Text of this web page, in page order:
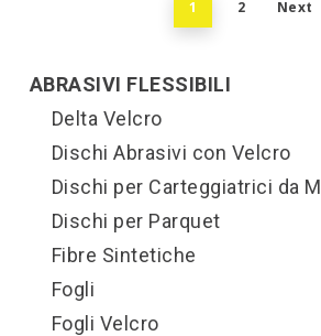
1 2 Next
ABRASIVI FLESSIBILI
Delta Velcro
Dischi Abrasivi con Velcro
Dischi per Carteggiatrici da
Dischi per Parquet
Fibre Sintetiche
Fogli
Fogli Velcro